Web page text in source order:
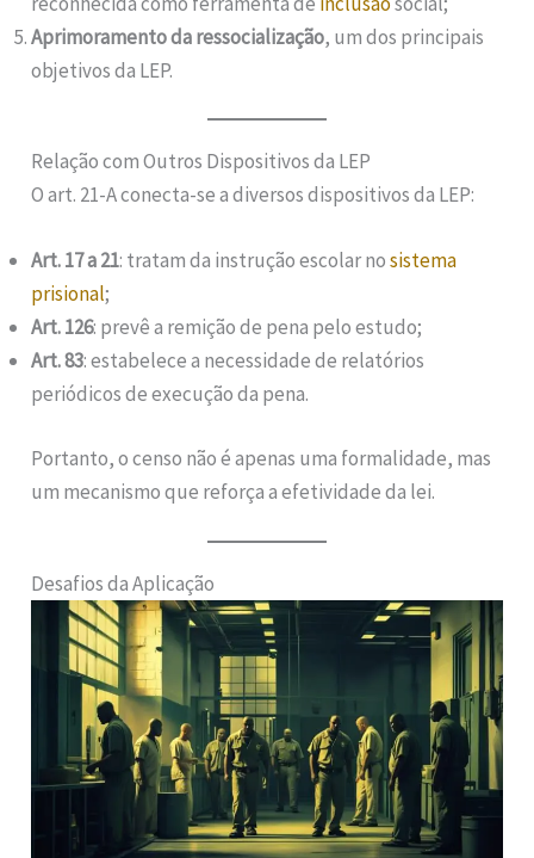
Aprimoramento da ressocialização, um dos principais
objetivos da LEP.
Relação com Outros Dispositivos da LEP
O art. 21-A conecta-se a diversos dispositivos da LEP:
Art. 17 a 21: tratam da instrução escolar nosistema
prisional;
Art. 126: prevê a remição de pena pelo estudo;
Art. 83: estabelece a necessidade de relatórios
periódicos de execução da pena.
Portanto, o censo não é apenas uma formalidade, mas
um mecanismo que reforça a efetividade da lei.
Desafios da Aplicação